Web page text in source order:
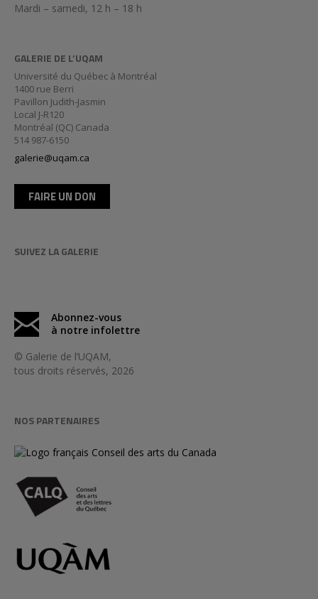
Mardi – samedi, 12 h – 18 h
GALERIE DE L’UQAM
Université du Québec à Montréal
1400 rue Berri
Pavillon Judith-Jasmin
Local J-R120
Montréal (QC) Canada
514 987-6150
galerie@uqam.ca
FAIRE UN DON
SUIVEZ LA GALERIE
Abonnez-vous
à notre infolettre
© Galerie de l’UQAM,
tous droits réservés, 2026
NOS PARTENAIRES